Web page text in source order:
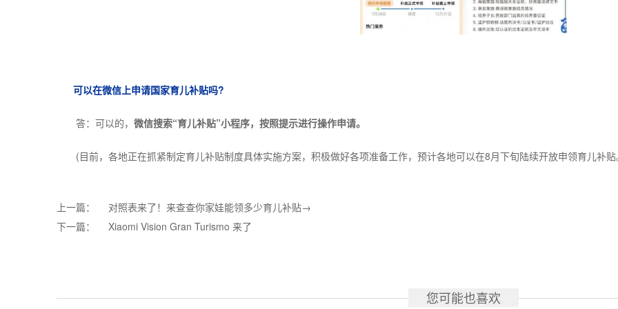
可以在微信上申请国家育儿补贴吗?
答：可以的， 微信搜索“育儿补贴”小程序，按照提示进行操作申请。
(目前，各地正在抓紧制定育儿补贴制度具体实施方案，积极做好各项准备工作，预计各地可以在8月下旬陆续开放申领育儿补
上一篇：
对照表来了！来查查你家娃能领多少育儿补贴→
下一篇：
Xiaomi Vision Gran Turismo 来了
您可能也喜欢